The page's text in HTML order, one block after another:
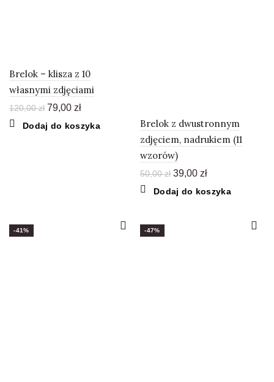
Brelok – klisza z 10
własnymi zdjęciami
120,00zł Pierwotna
wynosiła:
79,00 złAktualna
wynosi:
Dodaj do koszyka
Brelok z dwustronnym
zdjęciem, nadrukiem (11
wzorów)
50,00zł Pierwotna
wynosiła:
39,00 złAktualna
wynosi:
Dodaj do koszyka
-41% -47%